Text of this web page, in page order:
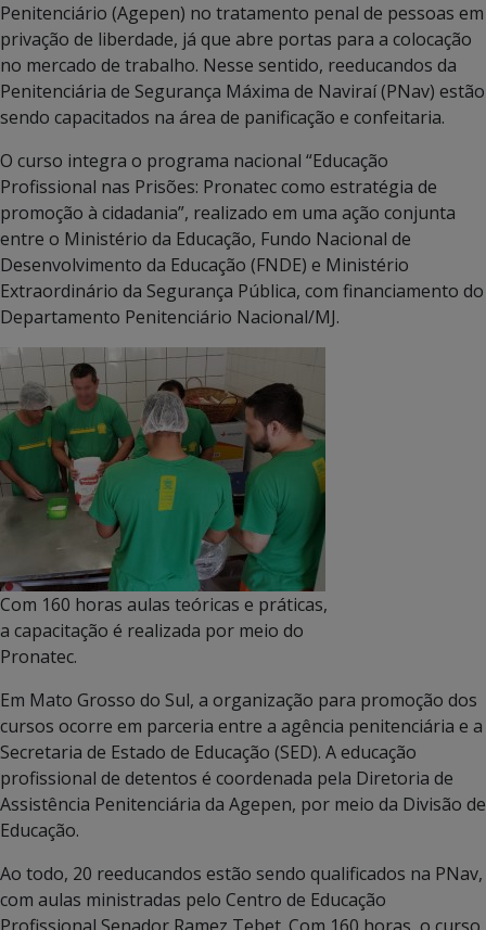
Penitenciário (Agepen) no tratamento penal de pessoas em
privação de liberdade, já que abre portas para a colocação
no mercado de trabalho. Nesse sentido, reeducandos da
Penitenciária de Segurança Máxima de Naviraí (PNav) estão
sendo capacitados na área de panificação e confeitaria.
O curso integra o programa nacional “Educação
Profissional nas Prisões: Pronatec como estratégia de
promoção à cidadania”, realizado em uma ação conjunta
entre o Ministério da Educação, Fundo Nacional de
Desenvolvimento da Educação (FNDE) e Ministério
Extraordinário da Segurança Pública, com financiamento do
Departamento Penitenciário Nacional/MJ.
Com 160 horas aulas teóricas e práticas,
a capacitação é realizada por meio do
Pronatec.
Em Mato Grosso do Sul, a organização para promoção dos
cursos ocorre em parceria entre a agência penitenciária e a
Secretaria de Estado de Educação (SED). A educação
profissional de detentos é coordenada pela Diretoria de
Assistência Penitenciária da Agepen, por meio da Divisão de
Educação.
Ao todo, 20 reeducandos estão sendo qualificados na PNav,
com aulas ministradas pelo Centro de Educação